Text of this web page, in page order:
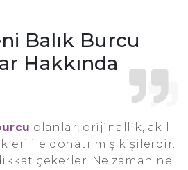
Balık Burcu
Hakkında
olanlar, orijinallik, akıl
ile donatılmış kişilerdir.
çekerler. Ne zaman ne